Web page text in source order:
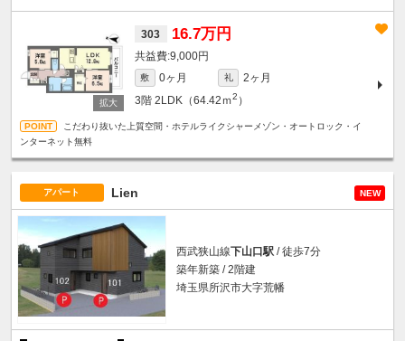
303 16.7万円
9,000円
敷 0ヶ月 礼
2ヶ月
3階 2LDK（64.42ｍ2 ）
こだわり抜いた上質空間・ホテルライクシャーメゾン・オートロック・イ
ンターネット無料
アパート Lien NEW
西武狭山線下山口駅 / 徒歩7分
築年新築 / 2階建
埼玉県所沢市大字荒幡